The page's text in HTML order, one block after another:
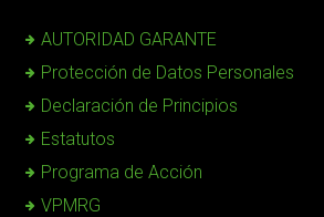
AUTORIDAD GARANTE
Protección de Datos Personales
Declaración de Principios
Estatutos
Programa de Acción
VPMRG